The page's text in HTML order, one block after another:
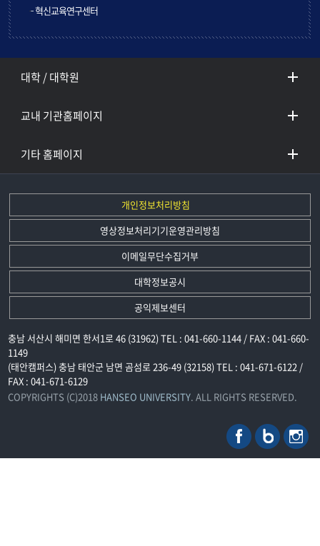
혁신교육연구센터
대학 / 대학원
교내 기관홈페이지
기타 홈페이지
개인정보처리방침
영상정보처리기기운영관리방침
이메일무단수집거부
대학정보공시
공익제보센터
충남 서산시 해미면 한서1로 46 (31962) TEL : 041-660-1144 / FAX : 041-660-
1149
(태안캠퍼스) 충남 태안군 남면 곰섬로 236-49 (32158) TEL : 041-671-6122 /
FAX : 041-671-6129
COPYRIGHTS (C)2018 HANSEO UNIVERSITY. ALL RIGHTS RESERVED.